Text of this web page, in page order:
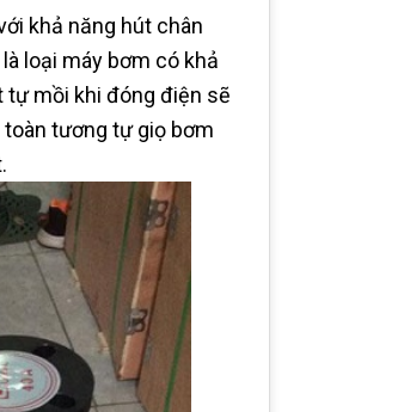
khả năng hút chân
loại máy bơm có khả
tự mồi khi đóng điện sẽ
tương tự giọ bơm